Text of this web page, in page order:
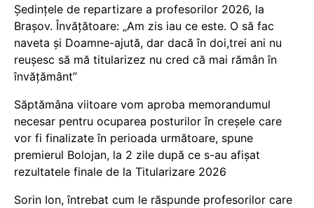
Ședințele de repartizare a profesorilor 2026, la
Brașov. Învățătoare: „Am zis iau ce este. O să fac
naveta și Doamne-ajută, dar dacă în doi,trei ani nu
reușesc să mă titularizez nu cred că mai rămân în
învățământ”
Săptămâna viitoare vom aproba memorandumul
necesar pentru ocuparea posturilor în creșele care
vor fi finalizate în perioada următoare, spune
premierul Bolojan, la 2 zile după ce s-au afișat
rezultatele finale de la Titularizare 2026
Sorin Ion, întrebat cum le răspunde profesorilor care